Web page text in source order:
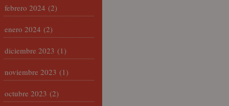
febrero 2024 (2)
enero 2024 (2)
diciembre 2023 (1)
noviembre 2023 (1)
octubre 2023 (2)